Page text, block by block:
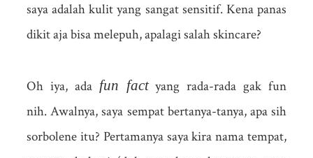
saya adalah kulit yang sangat sensitif. Kena panas
dikit aja bisa melepuh, apalagi salah skincare?
Oh iya, ada fun factyang rada-rada gak fun
nih. Awalnya, saya sempat bertanya-tanya, apa sih
sorbolene itu? Pertamanya saya kira nama tempat,